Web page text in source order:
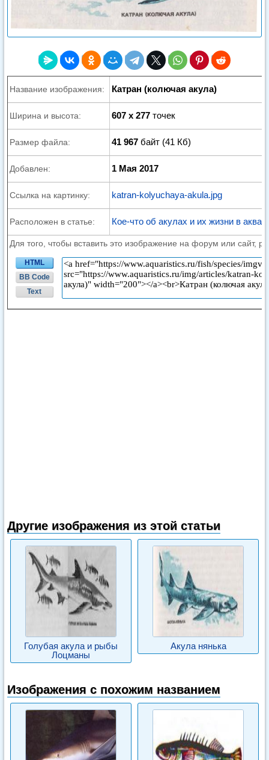
Название изображения: Катран (колючая акула)
Ширина и высота: 607 x 277 точек
Размер файла: 41 967 байт (41 Кб)
Добавлен: 1 Мая 2017
Ссылка на картинку: katran-kolyuchaya-akula.jpg
Расположен в статье: Кое-что об акулах и их жизни в
Для того, чтобы вставить это изображение на форум или сайт,
HTML
BB Code
Text
Другие изображения из этой статьи
Голубая акула и рыбы
Лоцманы
Акула нянька
Изображения с похожим названием